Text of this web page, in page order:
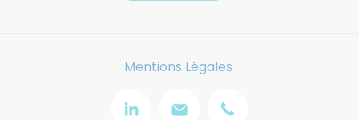
Mentions Légales
Image
Image